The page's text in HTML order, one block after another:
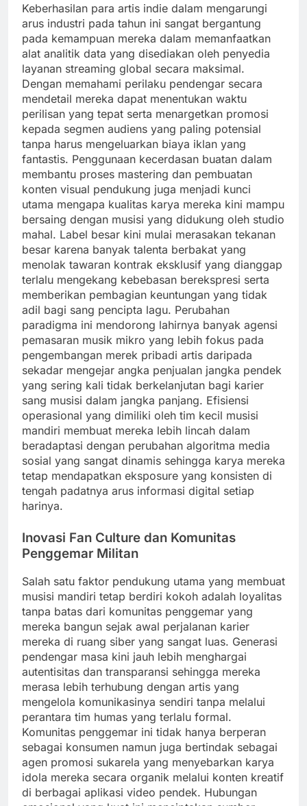
Keberhasilan para artis indie dalam mengarungi
arus industri pada tahun ini sangat bergantung
pada kemampuan mereka dalam memanfaatkan
alat analitik data yang disediakan oleh penyedia
layanan streaming global secara maksimal.
Dengan memahami perilaku pendengar secara
mendetail mereka dapat menentukan waktu
perilisan yang tepat serta menargetkan promosi
kepada segmen audiens yang paling potensial
tanpa harus mengeluarkan biaya iklan yang
fantastis. Penggunaan kecerdasan buatan dalam
membantu proses mastering dan pembuatan
konten visual pendukung juga menjadi kunci
utama mengapa kualitas karya mereka kini mampu
bersaing dengan musisi yang didukung oleh studio
mahal. Label besar kini mulai merasakan tekanan
besar karena banyak talenta berbakat yang
menolak tawaran kontrak eksklusif yang dianggap
terlalu mengekang kebebasan berekspresi serta
memberikan pembagian keuntungan yang tidak
adil bagi sang pencipta lagu. Perubahan
paradigma ini mendorong lahirnya banyak agensi
pemasaran musik mikro yang lebih fokus pada
pengembangan merek pribadi artis daripada
sekadar mengejar angka penjualan jangka pendek
yang sering kali tidak berkelanjutan bagi karier
sang musisi dalam jangka panjang. Efisiensi
operasional yang dimiliki oleh tim kecil musisi
mandiri membuat mereka lebih lincah dalam
beradaptasi dengan perubahan algoritma media
sosial yang sangat dinamis sehingga karya mereka
tetap mendapatkan eksposure yang konsisten di
tengah padatnya arus informasi digital setiap
harinya.
Inovasi Fan Culture dan Komunitas
Penggemar Militan
Salah satu faktor pendukung utama yang membuat
musisi mandiri tetap berdiri kokoh adalah loyalitas
tanpa batas dari komunitas penggemar yang
mereka bangun sejak awal perjalanan karier
mereka di ruang siber yang sangat luas. Generasi
pendengar masa kini jauh lebih menghargai
autentisitas dan transparansi sehingga mereka
merasa lebih terhubung dengan artis yang
mengelola komunikasinya sendiri tanpa melalui
perantara tim humas yang terlalu formal.
Komunitas penggemar ini tidak hanya berperan
sebagai konsumen namun juga bertindak sebagai
agen promosi sukarela yang menyebarkan karya
idola mereka secara organik melalui konten kreatif
di berbagai aplikasi video pendek. Hubungan